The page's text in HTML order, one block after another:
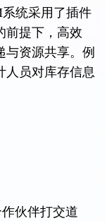
统采用了插件
前提下，高效
与资源共享。例
人员对库存信息
伙伴打交道